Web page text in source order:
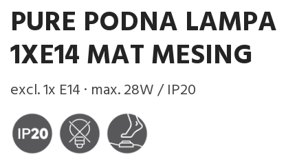
PURE PODNA LAMPA
1XE14 MAT MESING
excl. 1x E14 · max. 28W / IP20